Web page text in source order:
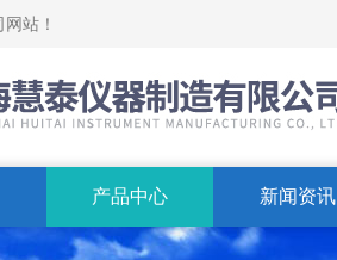
站！
产品中心 新闻资讯